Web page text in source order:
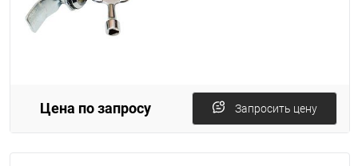
Цена по запросу Запросить цену